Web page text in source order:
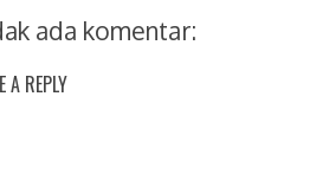
ada komentar:
A REPLY